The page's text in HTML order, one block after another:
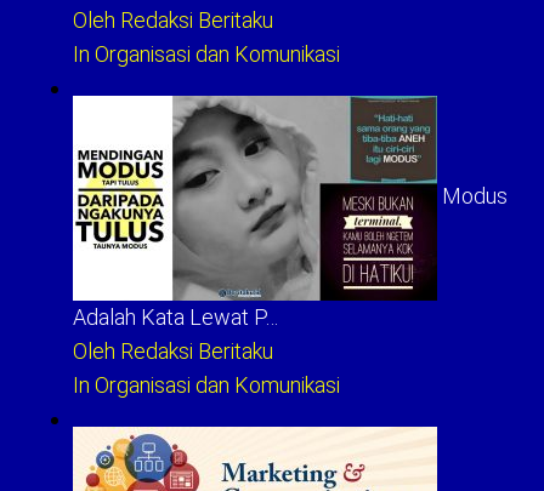
Oleh Redaksi Beritaku
In Organisasi dan Komunikasi
Modus
Adalah Kata Lewat P…
Oleh Redaksi Beritaku
In Organisasi dan Komunikasi